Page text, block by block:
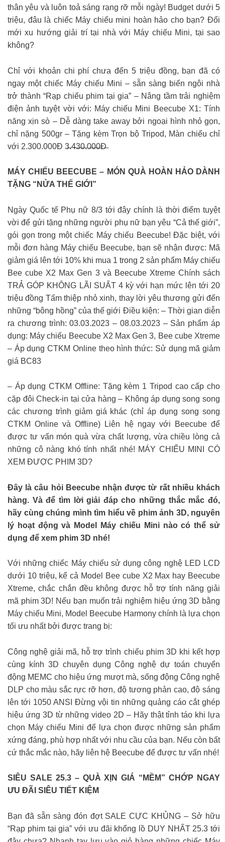
thân yêu và luôn toả sáng rạng rỡ mỗi ngày! Budget dưới 5
triệu, đâu là chiếc Máy chiếu mini hoàn hảo cho bạn? Đổi
mới xu hướng giải trí tại nhà với Máy chiếu Mini, tại sao
không?
Chỉ với khoản chi phí chưa đến 5 triệu đồng, bạn đã có
ngay một chiếc Máy chiếu Mini – sẵn sàng biến ngôi nhà
trở thành “Rạp chiếu phim tại gia” – Nâng tầm trải nghiệm
điện ảnh tuyệt vời với: Máy chiếu Mini Beecube X1: Tính
năng xịn sò – Dễ dàng take away bởi ngoại hình nhỏ gọn,
chỉ nặng 500gr – Tặng kèm Trọn bộ Tripod, Màn chiếu chỉ
với 2.300.000Đ 3̶.4̶3̶0̶.0̶0̶0̶Đ̶
MÁY CHIẾU BEECUBE – MÓN QUÀ HOÀN HẢO DÀNH
TẶNG “NỬA THẾ GIỚI”
Ngày Quốc tế Phụ nữ 8/3 tới đây chính là thời điểm tuyệt
vời để gửi tặng những người phụ nữ bạn yêu “Cả thế giới”,
gói gọn trong một chiếc Máy chiếu Beecube! Đặc biệt, với
mỗi đơn hàng Máy chiếu Beecube, bạn sẽ nhận được: Mã
giảm giá lên tới 10% khi mua 1 trong 2 sản phẩm Máy chiếu
Bee cube X2 Max Gen 3 và Beecube Xtreme Chính sách
TRẢ GÓP KHÔNG LÃI SUẤT 4 kỳ với hạn mức lên tới 20
triệu đồng Tấm thiệp nhỏ xinh, thay lời yêu thương gửi đến
những “bông hồng” của thế giới Điều kiện: – Thời gian diễn
ra chương trình: 03.03.2023 – 08.03.2023 – Sản phẩm áp
dụng: Máy chiếu Beecube X2 Max Gen 3, Bee cube Xtreme
– Áp dụng CTKM Online theo hình thức: Sử dụng mã giảm
giá BC83
– Áp dụng CTKM Offline: Tặng kèm 1 Tripod cao cấp cho
cặp đôi Check-in tại cửa hàng – Không áp dụng song song
các chương trình giảm giá khác (chỉ áp dụng song song
CTKM Online và Offline) Liên hệ ngay với Beecube để
được tư vấn món quà vừa chất lượng, vừa chiều lòng cả
những cô nàng khó tính nhất nhé! MÁY CHIẾU MINI CÓ
XEM ĐƯỢC PHIM 3D?
Đây là câu hỏi Beecube nhận được từ rất nhiều khách
hàng. Và để tìm lời giải đáp cho những thắc mắc đó,
hãy cùng chúng mình tìm hiểu về phim ảnh 3D, nguyên
lý hoạt động và Model Máy chiếu Mini nào có thể sử
dụng để xem phim 3D nhé!
Với những chiếc Máy chiếu sử dụng công nghệ LED LCD
dưới 10 triệu, kể cả Model Bee cube X2 Max hay Beecube
Xtreme, chắc chắn đều không được hỗ trợ tính năng giải
mã phim 3D! Nếu bạn muốn trải nghiệm hiệu ứng 3D bằng
Máy chiếu Mini, Model Beecube Harmony chính là lựa chọn
tối ưu nhất bởi được trang bị:
Công nghệ giải mã, hỗ trợ trình chiếu phim 3D khi kết hợp
cùng kính 3D chuyên dụng Công nghệ dự toán chuyển
động MEMC cho hiệu ứng mượt mà, sống động Công nghệ
DLP cho màu sắc rực rỡ hơn, độ tương phản cao, độ sáng
lên tới 1050 ANSI Đừng vội tin những quảng cáo cắt ghép
hiệu ứng 3D từ những video 2D – Hãy thật tỉnh táo khi lựa
chọn Máy chiếu Mini để lựa chọn được những sản phẩm
xứng đáng, phù hợp nhất với nhu cầu của bạn. Nếu còn bất
cứ thắc mắc nào, hãy liên hệ Beecube để được tư vấn nhé!
SIÊU SALE 25.3 – QUÀ XỊN GIÁ “MỀM” CHỚP NGAY
ƯU ĐÃI SIÊU TIẾT KIỆM
Bạn đã sẵn sàng đón đợt SALE CỰC KHỦNG – Sở hữu
“Rạp phim tại gia” với ưu đãi khổng lồ DUY NHẤT 25.3 tới